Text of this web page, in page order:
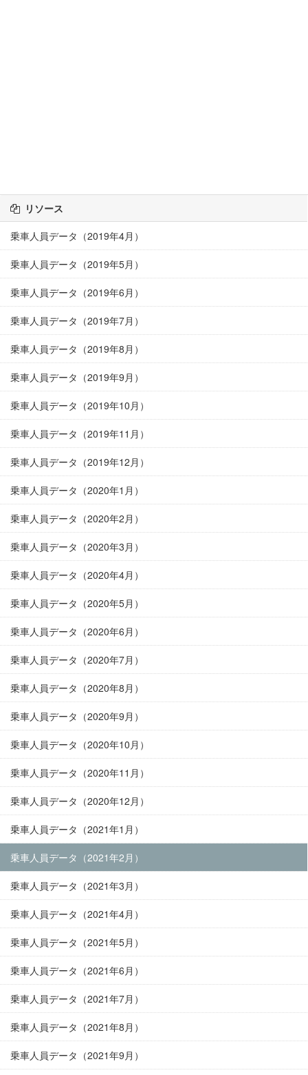
リソース
乗車人員データ（2019年4月）
乗車人員データ（2019年5月）
乗車人員データ（2019年6月）
乗車人員データ（2019年7月）
乗車人員データ（2019年8月）
乗車人員データ（2019年9月）
乗車人員データ（2019年10月）
乗車人員データ（2019年11月）
乗車人員データ（2019年12月）
乗車人員データ（2020年1月）
乗車人員データ（2020年2月）
乗車人員データ（2020年3月）
乗車人員データ（2020年4月）
乗車人員データ（2020年5月）
乗車人員データ（2020年6月）
乗車人員データ（2020年7月）
乗車人員データ（2020年8月）
乗車人員データ（2020年9月）
乗車人員データ（2020年10月）
乗車人員データ（2020年11月）
乗車人員データ（2020年12月）
乗車人員データ（2021年1月）
乗車人員データ（2021年2月）
乗車人員データ（2021年3月）
乗車人員データ（2021年4月）
乗車人員データ（2021年5月）
乗車人員データ（2021年6月）
乗車人員データ（2021年7月）
乗車人員データ（2021年8月）
乗車人員データ（2021年9月）